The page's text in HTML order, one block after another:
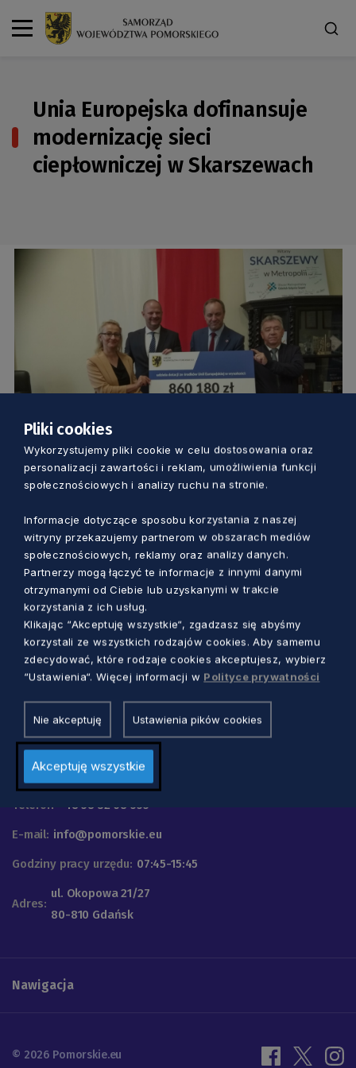
Unia Europejska dofinansuje
modernizację sieci
ciepłowniczej w Skarszewach
SAMORZĄD
Unia Europejska dofinansuje
Skarszewach
Aleksander Olszak 5 lat temu
Urząd Marszałkowski
Województwa Pomorskiego
Telefon +48 58 32 68 555
E-mail: info@pomorskie.eu
Godziny pracy urzędu: 07:45-15:45
Adres:
ul. Okopowa 21/27
80-810 Gdańsk
Nawigacja
© 2026 Pomorskie.eu
Pliki cookies
Wykorzystujemy pliki cookie w celu dostosowania oraz
personalizacji zawartości i reklam, umożliwienia funkcji
społecznościowych i analizy ruchu na stronie.
Informacje dotyczące sposobu korzystania z naszej
witryny przekazujemy partnerom w obszarach mediów
społecznościowych, reklamy oraz analizy danych.
Partnerzy mogą łączyć te informacje z innymi danymi
otrzymanymi od Ciebie lub uzyskanymi w trakcie
korzystania z ich usług.
Klikając “Akceptuję wszystkie“, zgadzasz się abyśmy
korzystali ze wszystkich rodzajów cookies. Aby samemu
zdecydować, które rodzaje cookies akceptujesz, wybierz
“Ustawienia“. Więcej informacji w Polityce prywatności
Nie akceptuję Ustawienia pików cookies
Akceptuję wszystkie